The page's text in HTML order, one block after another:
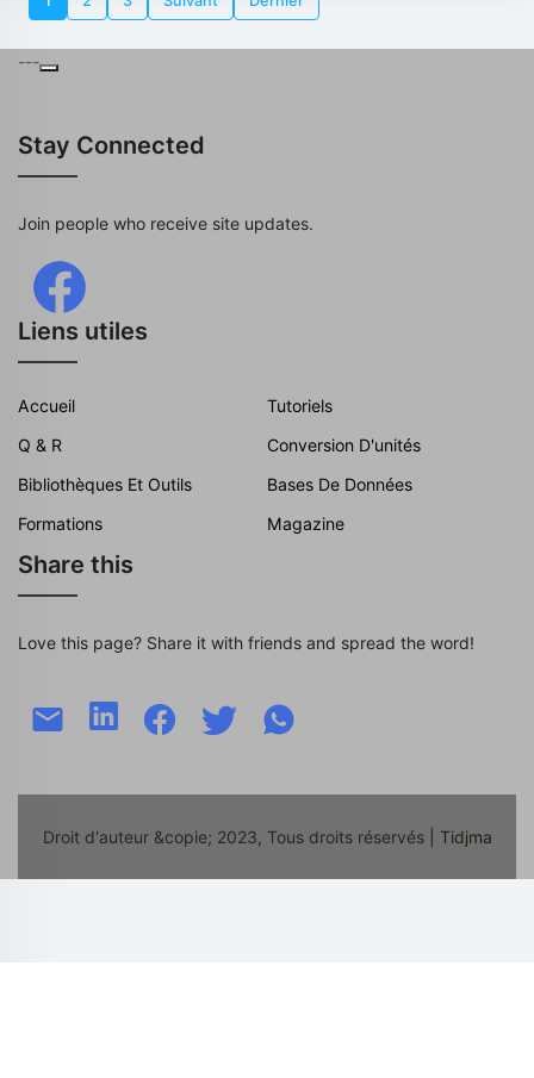
---
Stay Connected
Join people who receive site updates.
Liens utiles
Accueil
Tutoriels
Q & R
Conversion D'unités
Bibliothèques Et Outils
Bases De Données
Formations
Magazine
Share this
Love this page? Share it with friends and spread the word!
Droit d'auteur &copie; 2023, Tous droits réservés | Tidjma